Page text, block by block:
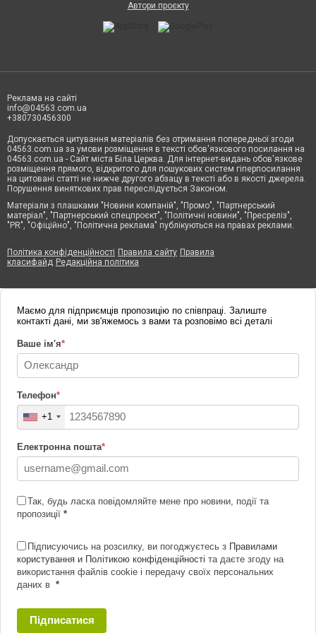
Автори проєкту
Реклама на сайті
info@04563.com.ua
+380730456300
Допускається цитування матеріалів без отримання попередньої згоди
04563.com.ua за умови розміщення в тексті обов'язкового посилання на
04563.com.ua - Сайт міста Біла Церква. Для інтернет-видань обов'язкове
розміщення прямого, відкритого для пошукових систем гіперпосилання
на цитовані статті не нижче другого абзацу в тексті або в якості джерела.
Порушення виняткових прав переслідується Законом.
Матеріали з плашками "Новини компаній", "Промо", "Партнерський
матеріал", "Партнерський спецпроєкт", "Політичні новини", "Пресреліз",
"PR", "Офіційно", "Політична реклама" публікуються на правах реклами.
Політика конфіденційності Правила сайту Правила
класифайд Редакційна політика
Маємо для підприємців пропозицію по співпраці. Залиште
контакті дані, ми зв'яжемось з вами та розповімо всі деталі
Ваше ім'я*
Телефон*
+1
Електронна пошта*
Так, будь ласка повідомляйте мене про новини, події та
пропозиції *
Підписуючись на розсилку, ви погоджуєтесь з Правилами
користування и Політикою конфіденційності та даєте згоду на
використання файлів cookie і передачу своїх персональних
даних в *
Підписатися